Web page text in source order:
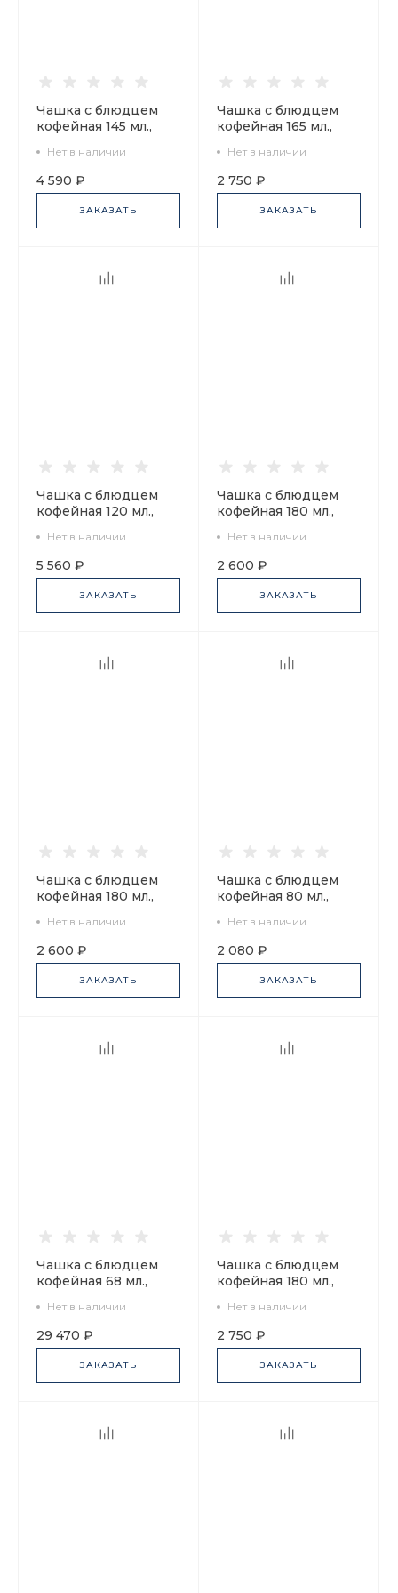
Чашка с блюдцем
кофейная 145 мл.,
рисунок Классика
Петербурга 52% №2
арт. 81.18109.00.1
Нет в наличии
4 590 ₽
ЗАКАЗАТЬ
Чашка с блюдцем
кофейная 165 мл.,
рисунок Melody
(Мелодия), арт.
81.27799.00.1
Нет в наличии
2 750 ₽
ЗАКАЗАТЬ
Чашка с блюдцем
кофейная 120 мл.,
рисунок Золотая
лента арт.
81.20694.00.1
Нет в наличии
5 560 ₽
ЗАКАЗАТЬ
Чашка с блюдцем
кофейная 180 мл.,
рисунок Aloha
Volcano (Алоха
Вулкан), арт.
81.30159.00.1
Нет в наличии
2 600 ₽
ЗАКАЗАТЬ
Чашка с блюдцем
кофейная 180 мл.,
рисунок Aloha
Lagoon (Алоха
Бунгало), арт.
81.30160.00.1
Нет в наличии
2 600 ₽
ЗАКАЗАТЬ
Чашка с блюдцем
кофейная 80 мл.,
рисунок Прогулка
арт. 81.14926.00.1
Нет в наличии
2 080 ₽
ЗАКАЗАТЬ
Чашка с блюдцем
кофейная 68 мл.,
рисунок Русский
балет арт.
81.15736.00.1
Нет в наличии
29 470 ₽
ЗАКАЗАТЬ
Чашка с блюдцем
кофейная 180 мл.,
рисунок Обруч арт.
81.28109.00.1
Нет в наличии
2 750 ₽
ЗАКАЗАТЬ